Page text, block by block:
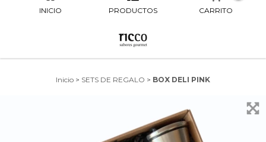
INICIO PRODUCTOS CARRITO
Inicio > SETS DE REGALO > BOX DELI PINK